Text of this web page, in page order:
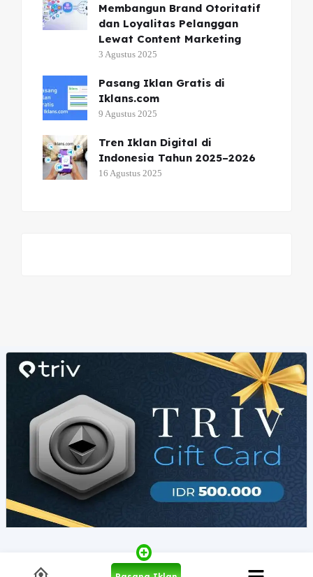
Membangun Brand Otoritatif
dan Loyalitas Pelanggan
Lewat Content Marketing
3 Agustus 2025
Pasang Iklan Gratis di
Iklans.com
9 Agustus 2025
Tren Iklan Digital di
Indonesia Tahun 2025–2026
16 Agustus 2025